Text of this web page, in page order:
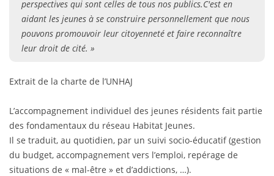
perspectives qui sont celles de tous nos publics.C'est en
aidant les jeunes à se construire personnellement que nous
pouvons promouvoir leur citoyenneté et faire reconnaître
leur droit de cité. »
Extrait de la charte de l’UNHAJ
L’accompagnement individuel des jeunes résidents fait partie
des fondamentaux du réseau Habitat Jeunes.
Il se traduit, au quotidien, par un suivi socio-éducatif (gestion
du budget, accompagnement vers l’emploi, repérage de
situations de « mal-être » et d’addictions, …).